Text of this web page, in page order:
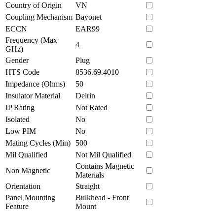
Country of Origin
VN
Coupling Mechanism Bayonet
ECCN
EAR99
Frequency (Max
GHz)
4
Gender
Plug
HTS Code
8536.69.4010
Impedance (Ohms)
50
Insulator Material
Delrin
IP Rating
Not Rated
Isolated
No
Low PIM
No
Mating Cycles (Min)
500
Mil Qualified
Not Mil Qualified
Non Magnetic
Contains Magnetic
Materials
Orientation
Straight
Panel Mounting
Feature
Bulkhead - Front
Mount